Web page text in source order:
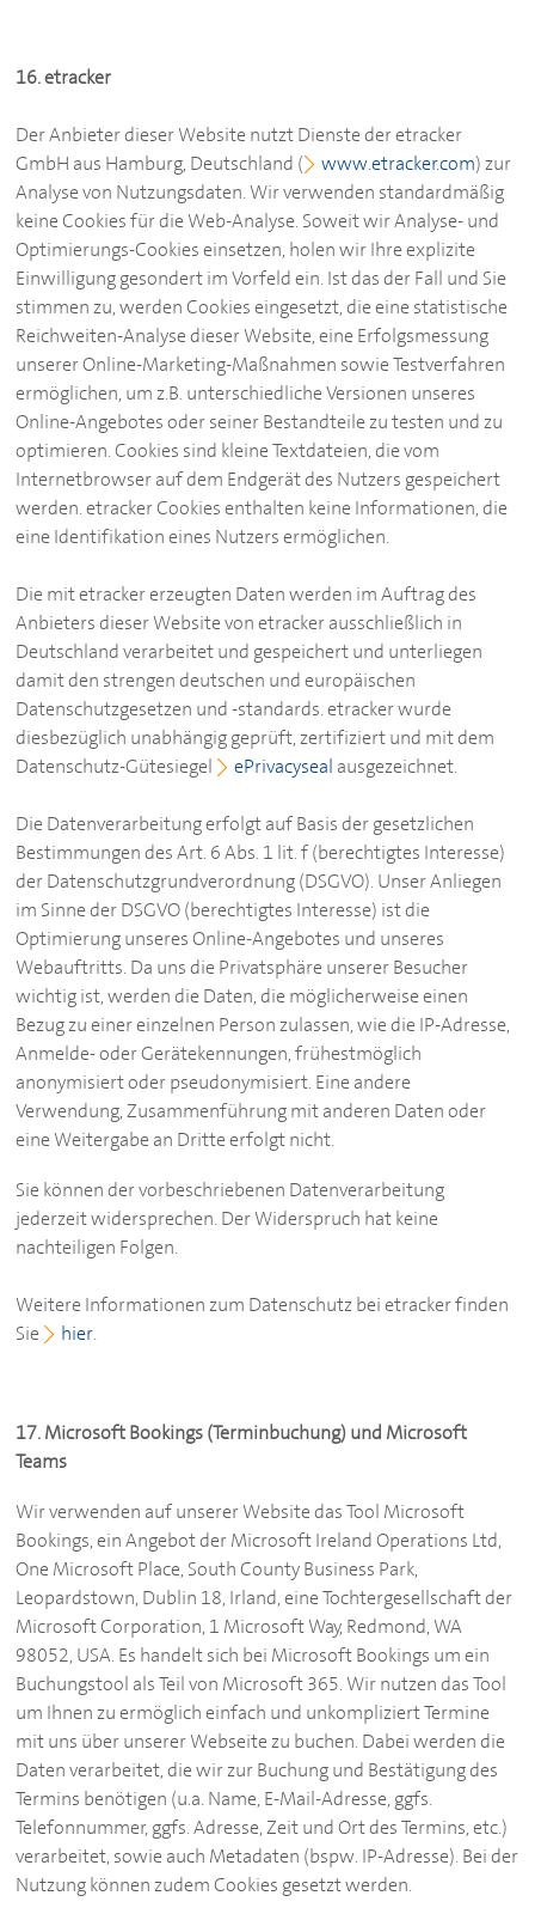
16. etracker
Der Anbieter dieser Website nutzt Dienste der etracker
GmbH aus Hamburg, Deutschland (
www.etracker.com) zur
Analyse von Nutzungsdaten. Wir verwenden standardmäßig
keine Cookies für die Web-Analyse. Soweit wir Analyse- und
Optimierungs-Cookies einsetzen, holen wir Ihre explizite
Einwilligung gesondert im Vorfeld ein. Ist das der Fall und Sie
stimmen zu, werden Cookies eingesetzt, die eine statistische
Reichweiten-Analyse dieser Website, eine Erfolgsmessung
unserer Online-Marketing-Maßnahmen sowie Testverfahren
ermöglichen, um z.B. unterschiedliche Versionen unseres
Online-Angebotes oder seiner Bestandteile zu testen und zu
optimieren. Cookies sind kleine Textdateien, die vom
Internetbrowser auf dem Endgerät des Nutzers gespeichert
werden. etracker Cookies enthalten keine Informationen, die
eine Identifikation eines Nutzers ermöglichen.
Die mit etracker erzeugten Daten werden im Auftrag des
Anbieters dieser Website von etracker ausschließlich in
Deutschland verarbeitet und gespeichert und unterliegen
damit den strengen deutschen und europäischen
Datenschutzgesetzen und -standards. etracker wurde
diesbezüglich unabhängig geprüft, zertifiziert und mit dem
Datenschutz-Gütesiegel
ePrivacyseal ausgezeichnet.
Die Datenverarbeitung erfolgt auf Basis der gesetzlichen
Bestimmungen des Art. 6 Abs. 1 lit. f (berechtigtes Interesse)
der Datenschutzgrundverordnung (DSGVO). Unser Anliegen
im Sinne der DSGVO (berechtigtes Interesse) ist die
Optimierung unseres Online-Angebotes und unseres
Webauftritts. Da uns die Privatsphäre unserer Besucher
wichtig ist, werden die Daten, die möglicherweise einen
Bezug zu einer einzelnen Person zulassen, wie die IP-Adresse,
Anmelde- oder Gerätekennungen, frühestmöglich
anonymisiert oder pseudonymisiert. Eine andere
Verwendung, Zusammenführung mit anderen Daten oder
eine Weitergabe an Dritte erfolgt nicht.
Sie können der vorbeschriebenen Datenverarbeitung
jederzeit widersprechen. Der Widerspruch hat keine
nachteiligen Folgen.
Weitere Informationen zum Datenschutz bei etracker finden
Sie
hier.
17. Microsoft Bookings (Terminbuchung) und Microsoft
Teams
Wir verwenden auf unserer Website das Tool Microsoft
Bookings, ein Angebot der Microsoft Ireland Operations Ltd,
One Microsoft Place, South County Business Park,
Leopardstown, Dublin 18, Irland, eine Tochtergesellschaft der
Microsoft Corporation, 1 Microsoft Way, Redmond, WA
98052, USA. Es handelt sich bei Microsoft Bookings um ein
Buchungstool als Teil von Microsoft 365. Wir nutzen das Tool
um Ihnen zu ermöglich einfach und unkompliziert Termine
mit uns über unserer Webseite zu buchen. Dabei werden die
Daten verarbeitet, die wir zur Buchung und Bestätigung des
Termins benötigen (u.a. Name, E-Mail-Adresse, ggfs.
Telefonnummer, ggfs. Adresse, Zeit und Ort des Termins, etc.)
verarbeitet, sowie auch Metadaten (bspw. IP-Adresse). Bei der
Nutzung können zudem Cookies gesetzt werden.